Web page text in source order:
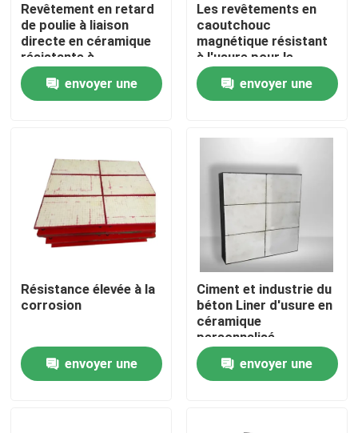
Produits
Vidéos
Visite d'usine
Contrôle de la qualité
Revêtement en céramique d'usage
Revêtement en retard
de poulie à liaison
directe en céramique
résistante à
l&#39;usure élevée
envoyer une
Les revêtements en
caoutchouc
magnétique résistant
à l'usure pour le
traitement des
minérauxenvoyer une
Résistance élevée à la
corrosion
envoyer une
Ciment et industrie du
béton Liner d'usure en
céramique
personnalisé
Résistance aux chocs
élevés envoyer une